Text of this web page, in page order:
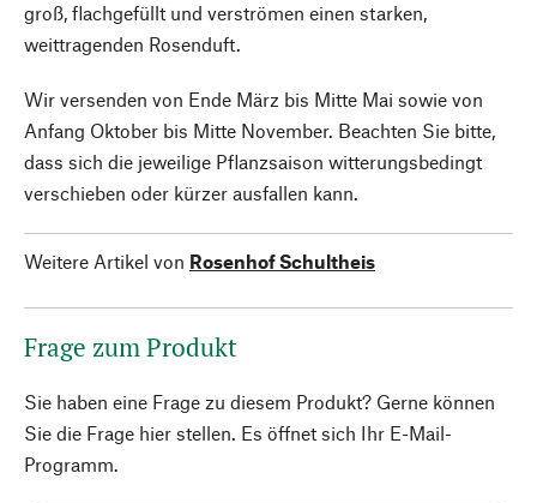
groß, flachgefüllt und verströmen einen starken,
weittragenden Rosenduft.
Wir versenden von Ende März bis Mitte Mai sowie von
Anfang Oktober bis Mitte November. Beachten Sie bitte,
dass sich die jeweilige Pflanzsaison witterungsbedingt
verschieben oder kürzer ausfallen kann.
Weitere Artikel von Rosenhof Schultheis
Frage zum Produkt
Sie haben eine Frage zu diesem Produkt? Gerne können
Sie die Frage hier stellen. Es öffnet sich Ihr E-Mail-
Programm.